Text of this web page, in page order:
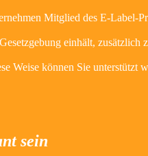
Mitglied des E-Label-
einhält, zusätzlich
Weise können Sie unterstützt
sein